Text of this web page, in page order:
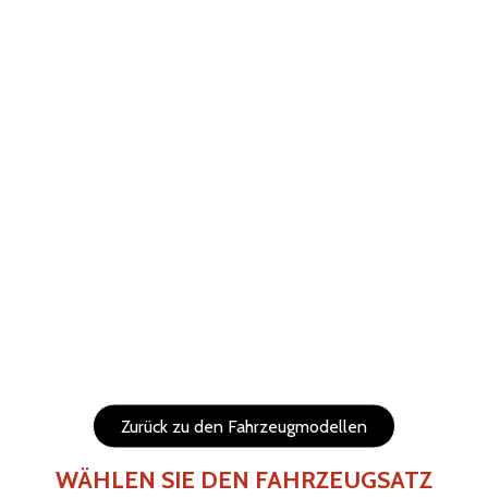
Zurück zu den Fahrzeugmodellen
WÄHLEN SIE DEN FAHRZEUGSATZ